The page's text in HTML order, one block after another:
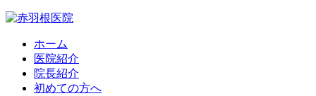
ホーム
医院紹介
院長紹介
初めての方へ